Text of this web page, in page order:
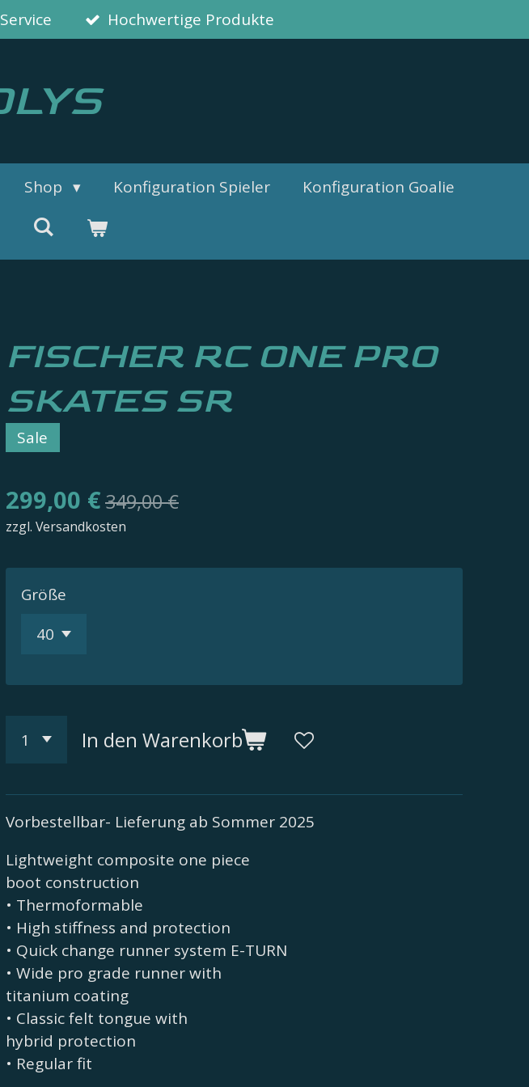
Hochwertige Produkte
Shop Konfiguration Spieler
Konfiguration Goalie
FISCHER RC ONE PRO
SKATES SR
Sale
299,00 €349,00 €
zzgl. Versandkosten
Größe
In den Warenkorb
Vorbestellbar- Lieferung ab Sommer 2025
Lightweight composite one piece
boot construction
• Thermoformable
• High stiffness and protection
• Quick change runner system E-TURN
• Wide pro grade runner with
titanium coating
• Classic felt tongue with
hybrid protection
• Regular fit